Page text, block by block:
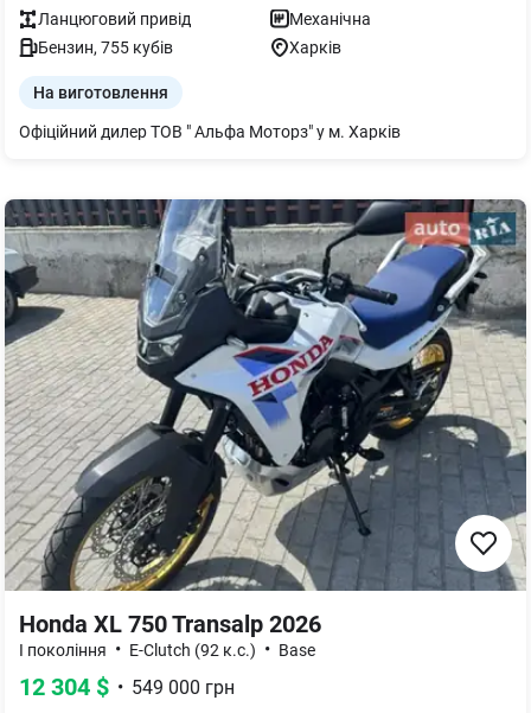
Ланцюговий привід
Механічна
Бензин, 755 кубів Харків
На виготовлення
Офіційний дилер ТОВ " Альфа Моторз" у м. Харків
Honda XL 750 Transalp 2026
I покоління • E-Clutch (92 к.с.) • Base
12 304 $ • 549 000 грн